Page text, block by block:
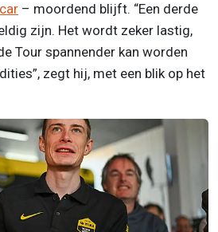
– moordend blijft. “Een derde
zijn. Het wordt zeker lastig,
Tour spannender kan worden
zegt hij, met een blik op het